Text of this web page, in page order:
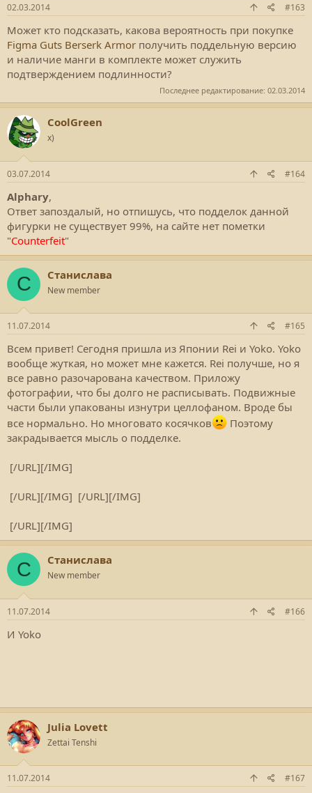
02.03.2014 #163
Может кто подсказать, какова вероятность при покупке
Figma Guts Berserk Armor получить поддельную версию
и наличие манги в комплекте может служить
подтверждением подлинности?
Последнее редактирование: 02.03.2014
CoolGreen
x)
03.07.2014 #164
Alphary,
Ответ запоздалый, но отпишусь, что подделок данной
фигурки не существует 99%, на сайте нет пометки
"Counterfeit"
С Станислава
New member
11.07.2014 #165
Всем привет! Сегодня пришла из Японии Rei и Yoko. Yoko
вообще жуткая, но может мне кажется. Rei получше, но я
все равно разочарована качеством. Приложу
фотографии, что бы долго не расписывать. Подвижные
части были упакованы изнутри целлофаном. Вроде бы
все нормально. Но многовато косячков
Поэтому
закрадывается мысль о подделке.
[/URL][/IMG]
[/URL][/IMG] [/URL][/IMG]
[/URL][/IMG]
С Станислава
New member
11.07.2014 #166
И Yoko
Julia Lovett
Zettai Tenshi
11.07.2014 #167